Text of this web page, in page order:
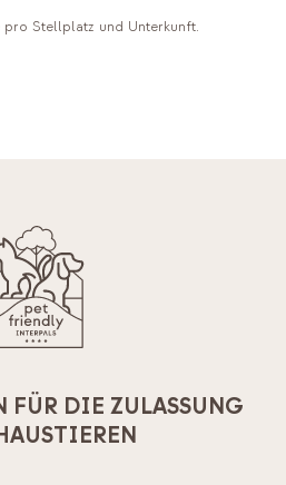
pro Stellplatz und Unterkunft.
FÜR DIE ZULASSUNG